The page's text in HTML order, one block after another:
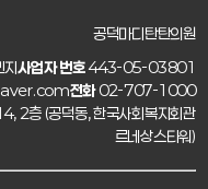
공덕마디탄탄의원
지사업자 번호443-05-03801
전화02-707-1000
2층 (공덕동, 한국사회복지회관
르네상스타워)